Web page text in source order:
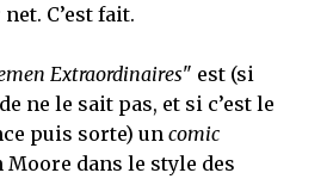
C’est fait.
Extraordinaires" est (si
ne le sait pas, et si c’est le
puis sorte) un comic
Moore dans le style des